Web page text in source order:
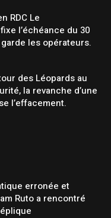
RDC Le
l’échéance du 30
les opérateurs.
des Léopards au
la revanche d’une
l’effacement.
erronée et
Ruto a rencontré